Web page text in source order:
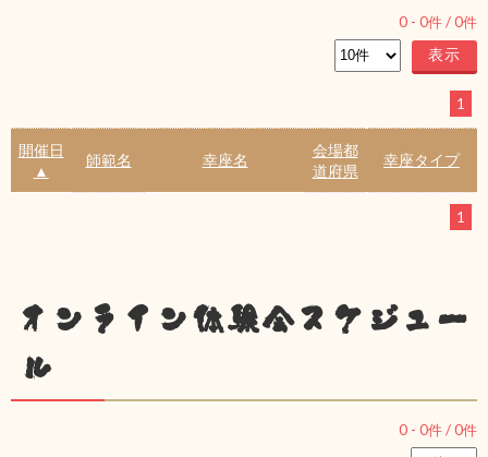
0 - 0件 /0件
1
開催日
▲
師範名 幸座名
会場都
道府県
幸座タイプ
1
オンライン体験会スケジュー
ル
0 - 0件 /0件